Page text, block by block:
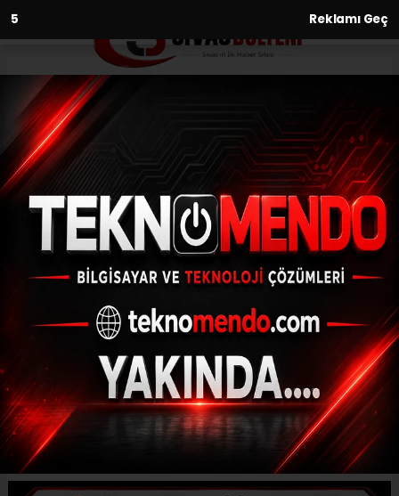
3 Reklamı Geç
Anasayfa Kültür-Sanat-Tarih
Geçmişten Günümüze Sivas’ın
İzleri Sivas Bülteni’nde Yaşıyor
KÜLTÜR-SANAT-TARIH
(Menderes APAYDIN) - Sivas Bülteni | 02.06.2026 - 00:26,
Güncelleme: 02.06.2026 - 11:04
Geçmişten günümüze uzanan Sivas’ın
tarihi, kültürel mirası ve unutulmaya yüz
tutmuş hatıraları; 2008 yılında Menderes
Apaydın tarafından kurulan Sivas
Bülteni’nde yaşamaya devam ediyor.
ABONE OL